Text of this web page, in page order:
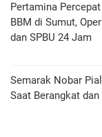
Pertamina
BBM di Sumut,
dan SPBU 24 Jam
Semarak Nobar
Saat Berangkat dan